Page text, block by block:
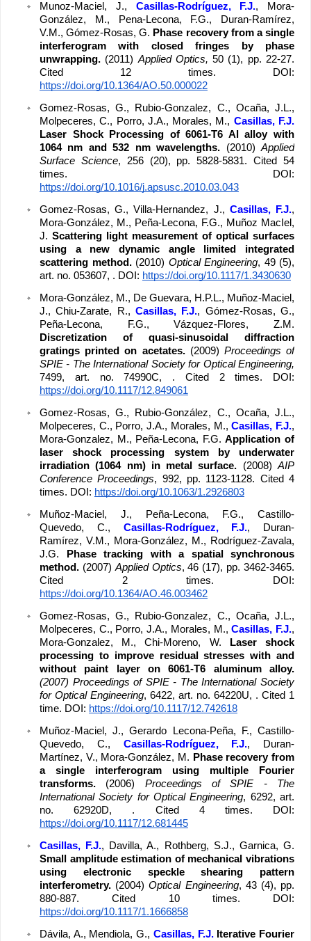
Munoz-Maciel, J., Casillas-Rodríguez, F.J., Mora-
González, M., Pena-Lecona, F.G., Duran-Ramírez,
V.M., Gómez-Rosas, G. Phase recovery from a single
interferogram with closed fringes by phase
unwrapping. (2011) Applied Optics, 50 (1), pp. 22-27.
https://doi.org/10.1364/AO.50.000022
Gomez-Rosas, G., Rubio-Gonzalez, C., Ocaña, J.L.,
Molpeceres, C., Porro, J.A., Morales, M.,
Laser Shock Processing of 6061-T6 Al alloy with
1064 nm and 532 nm wavelengths. (2010) Applied
Surface Science, 256 (20), pp. 5828-5831. Cited 54
https://doi.org/10.1016/j.apsusc.2010.03.043
Gomez-Rosas, G., Villa-Hernandez, J., Casillas, F.J.,
Mora-González, M., Peña-Lecona, F.G., Muñoz MacIel,
J. Scattering light measurement of optical surfaces
using a new dynamic angle limited integrated
scattering method. (2010) Optical Engineering, 49 (5),
art. no. 053607, . DOI: https://doi.org/10.1117/1.3430630
Mora-González, M., De Guevara, H.P.L., Muñoz-Maciel,
J., Chiu-Zarate, R., Casillas, F.J., Gómez-Rosas, G.,
Discretization of quasi-sinusoidal diffraction
gratings printed on acetates. (2009) Proceedings of
SPIE - The International Society for Optical Engineering,
https://doi.org/10.1117/12.849061
Gomez-Rosas, G., Rubio-González, C., Ocaña, J.L.,
Molpeceres, C., Porro, J.A., Morales, M., Casillas, F.J.,
Mora-Gonzalez, M., Peña-Lecona, F.G. Application of
laser shock processing system by underwater
irradiation (1064 nm) in metal surface. (2008) AIP
Conference Proceedings, 992, pp. 1123-1128. Cited 4
times. DOI: https://doi.org/10.1063/1.2926803
Muñoz-Maciel, J., Peña-Lecona, F.G., Castillo-
Quevedo, C., Casillas-Rodríguez, F.J., Duran-
Ramírez, V.M., Mora-González, M., Rodríguez-Zavala,
J.G.
Phase tracking with a spatial synchronous
method. (2007) Applied Optics, 46 (17), pp. 3462-3465.
https://doi.org/10.1364/AO.46.003462
Gomez-Rosas, G., Rubio-Gonzalez, C., Ocaña, J.L.,
Molpeceres, C., Porro, J.A., Morales, M., Casillas, F.J.,
Mora-Gonzalez, M., Chi-Moreno, W.
Laser shock
processing to improve residual stresses with and
(2007) Proceedings of SPIE - The International Society
for Optical Engineering, 6422, art. no. 64220U, . Cited 1
time. DOI: https://doi.org/10.1117/12.742618
Muñoz-Maciel, J., Gerardo Lecona-Peña, F., Castillo-
Quevedo, C., Casillas-Rodríguez, F.J., Duran-
Martínez, V., Mora-González, M. Phase recovery from
a single interferogram using multiple Fourier
transforms. (2006) Proceedings of SPIE - The
International Society for Optical Engineering, 6292, art.
https://doi.org/10.1117/12.681445
Casillas, F.J.
Small amplitude estimation of mechanical vibrations
using electronic speckle shearing pattern
interferometry. (2004) Optical Engineering, 43 (4), pp.
https://doi.org/10.1117/1.1666858
Dávila, A., Mendiola, G., Casillas, F.J. Iterative Fourier